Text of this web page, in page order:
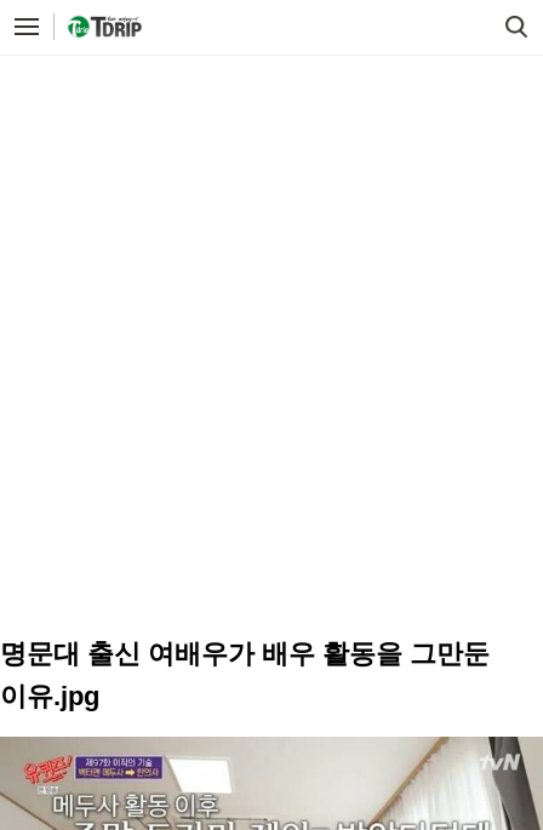
명문대 출신 여배우가 배우 활동을 그만둔
이유.jpg